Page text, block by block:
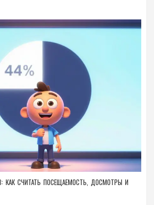
КАК СЧИТАТЬ ПОСЕЩАЕМОСТЬ, ДОСМОТРЫ И